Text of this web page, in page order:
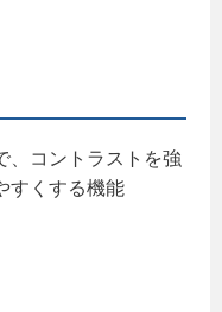
、コントラストを強
すくする機能